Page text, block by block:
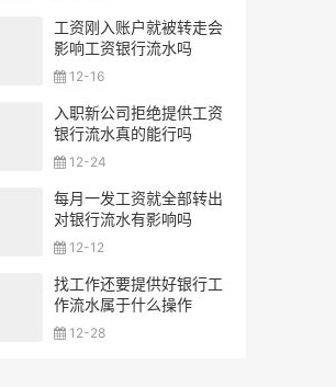
么条件？
工资刚入账户就被转走会
影响工资银行流水吗
12-16
入职新公司拒绝提供工资
银行流水真的能行吗
12-24
每月一发工资就全部转出
对银行流水有影响吗
12-12
找工作还要提供好银行工
作流水属于什么操作
12-28